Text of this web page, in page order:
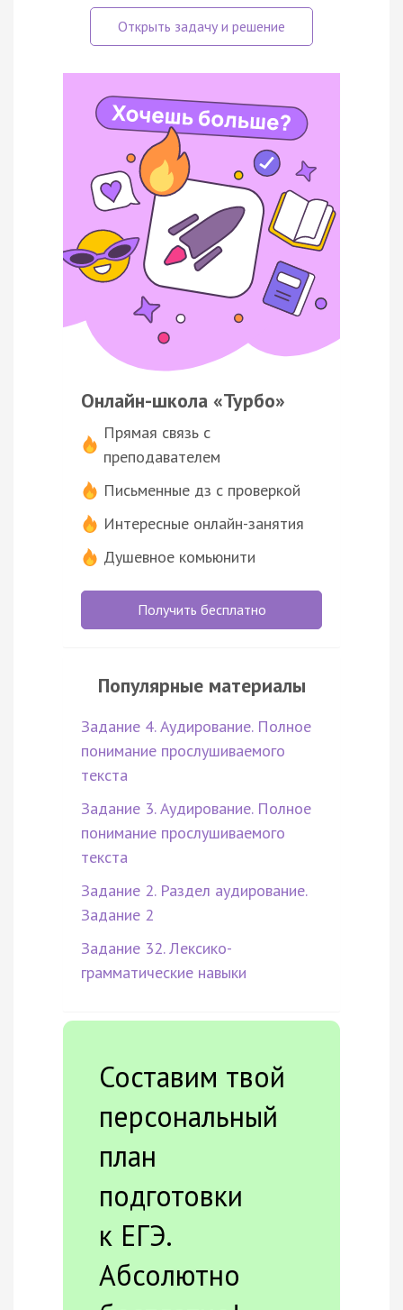
Онлайн-школа «Турбо»
Прямая связь с
преподавателем
Письменные дз с проверкой
Интересные онлайн-занятия
Душевное комьюнити
Получить бесплатно
Популярные материалы
Задание 4. Аудирование. Полное
понимание прослушиваемого
текста
Задание 3. Аудирование. Полное
понимание прослушиваемого
текста
Задание 2. Раздел аудирование.
Задание 2
Задание 32. Лексико-
грамматические навыки
Составим твой
персональный
план
подготовки
к ЕГЭ.
Абсолютно